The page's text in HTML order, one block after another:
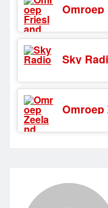
Omroep
Sky
Omroep